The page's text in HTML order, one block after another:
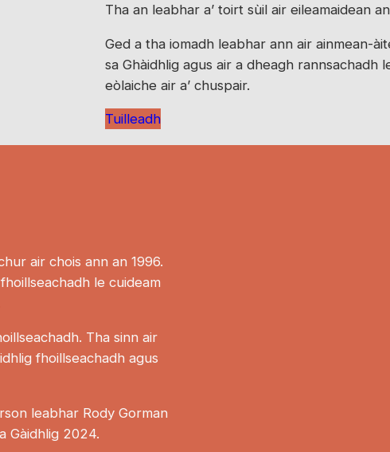
Tha an leabhar a’ toirt sùil air eileamaidean
Ged a tha iomadh leabhar ann air ainmean-
sa Ghàidhlig agus air a dheagh rannsachadh
eòlaiche air a’ chuspair.
Tuilleadh
air chois ann an 1996.
le cuideam
Tha sinn air
fhoillseachadh agus
leabhar Rody Gorman
Gàidhlig 2024.